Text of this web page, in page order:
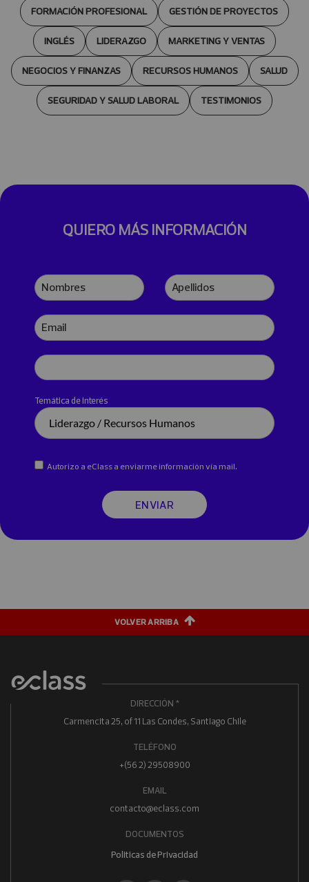
FORMACIÓN PROFESIONAL GESTIÓN DE PROYECTOS
INGLÉS LIDERAZGO MARKETING Y VENTAS
NEGOCIOS Y FINANZAS RECURSOS HUMANOS SALUD
SEGURIDAD Y SALUD LABORAL TESTIMONIOS
QUIERO MÁS INFORMACIÓN
Nombres Apellidos
Email
Temática de interés
Autorizo a eClass a enviarme información vía mail.
ENVIAR
VOLVER ARRIBA
DIRECCIÓN *
Carmencita 25, of 11 Las Condes, Santiago Chile
TELÉFONO
+(56 2) 29508900
EMAIL
contacto@eclass.com
DOCUMENTOS
Politicas de Privacidad